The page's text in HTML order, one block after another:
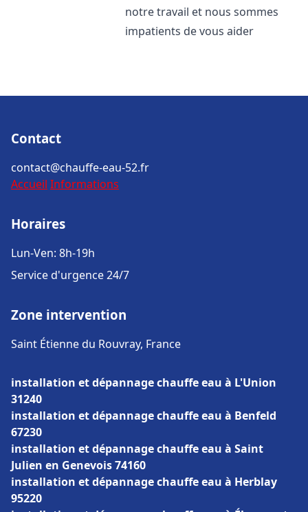
notre travail et nous sommes
impatients de vous aider
Contact
contact@chauffe-eau-52.fr
Accueil Informations
Horaires
Lun-Ven: 8h-19h
Service d'urgence 24/7
Zone intervention
Saint Étienne du Rouvray, France
installation et dépannage chauffe eau à L'Union
31240
installation et dépannage chauffe eau à Benfeld
67230
installation et dépannage chauffe eau à Saint
Julien en Genevois 74160
installation et dépannage chauffe eau à Herblay
95220